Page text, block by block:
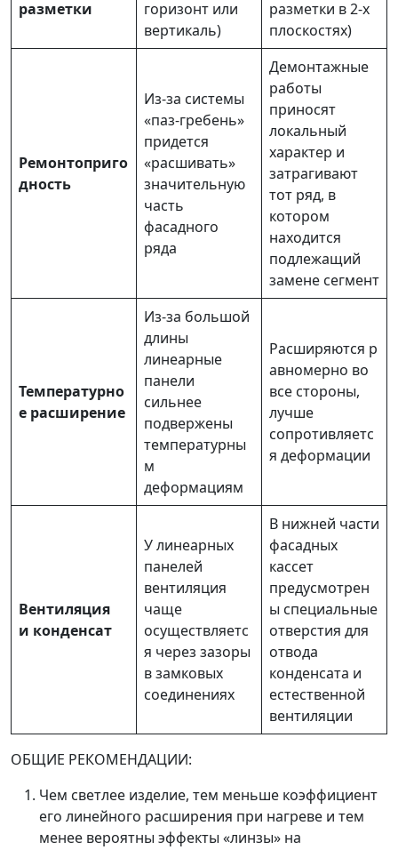
разметки
горизонт или
вертикаль)
разметки в 2-х
плоскостях)
Ремонтоприго
дность
Из-за системы
«паз-гребень»
придется
«расшивать»
значительную
часть
фасадного
ряда
Демонтажные
работы
приносят
локальный
характер и
затрагивают
тот ряд, в
котором
находится
подлежащий
замене сегмент
Температурно
е расширение
Из-за большой
длины
линеарные
панели
сильнее
подвержены
температурны
м
деформациям
Расширяются р
авномерно во
все стороны,
лучше
сопротивляетс
я деформации
Вентиляция
и конденсат
У линеарных
панелей
вентиляция
чаще
осуществляетс
я через зазоры
в замковых
соединениях
В нижней части
фасадных
кассет
предусмотрен
ы специальные
отверстия для
отвода
конденсата и
естественной
вентиляции
ОБЩИЕ РЕКОМЕНДАЦИИ:
Чем светлее изделие, тем меньше коэффициент
его линейного расширения при нагреве и тем
менее вероятны эффекты «линзы» на